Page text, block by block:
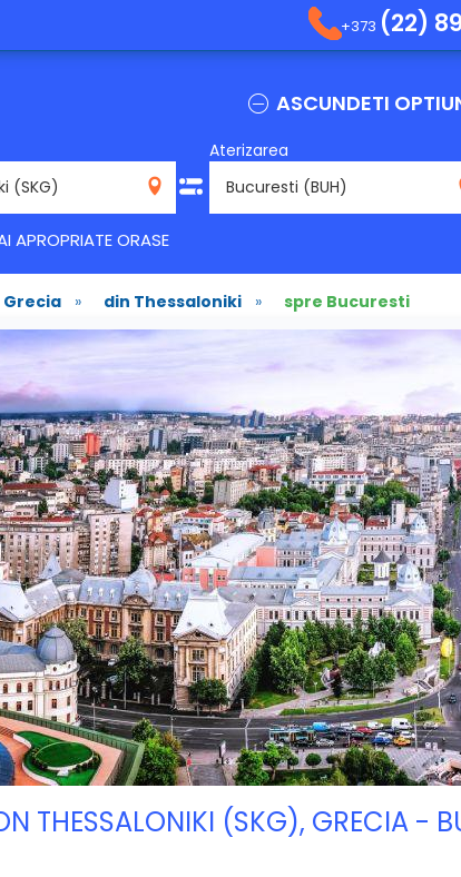
+373 (22)
ASCUNDETI
Aterizarea
APROPRIATE ORASE
Grecia » din Thessaloniki » spre Bucuresti
THESSALONIKI (SKG), GRECIA -